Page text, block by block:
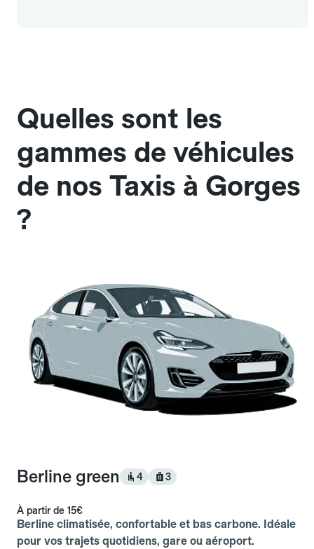
Quelles sont les
gammes de véhicules
de nos Taxis à Gorges
?
Berline green 4 3
À partir de 15€
Berline climatisée, confortable et bas carbone. Idéale
pour vos trajets quotidiens, gare ou aéroport.